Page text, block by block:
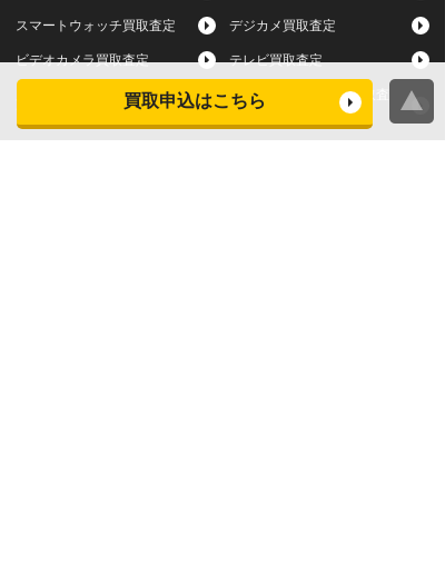
買取申込はこちら
スマートウォッチ買取査定 デジカメ買取査定
ビデオカメラ買取査定 テレビ買取査定
洗濯機・衣類乾燥機買取査
定